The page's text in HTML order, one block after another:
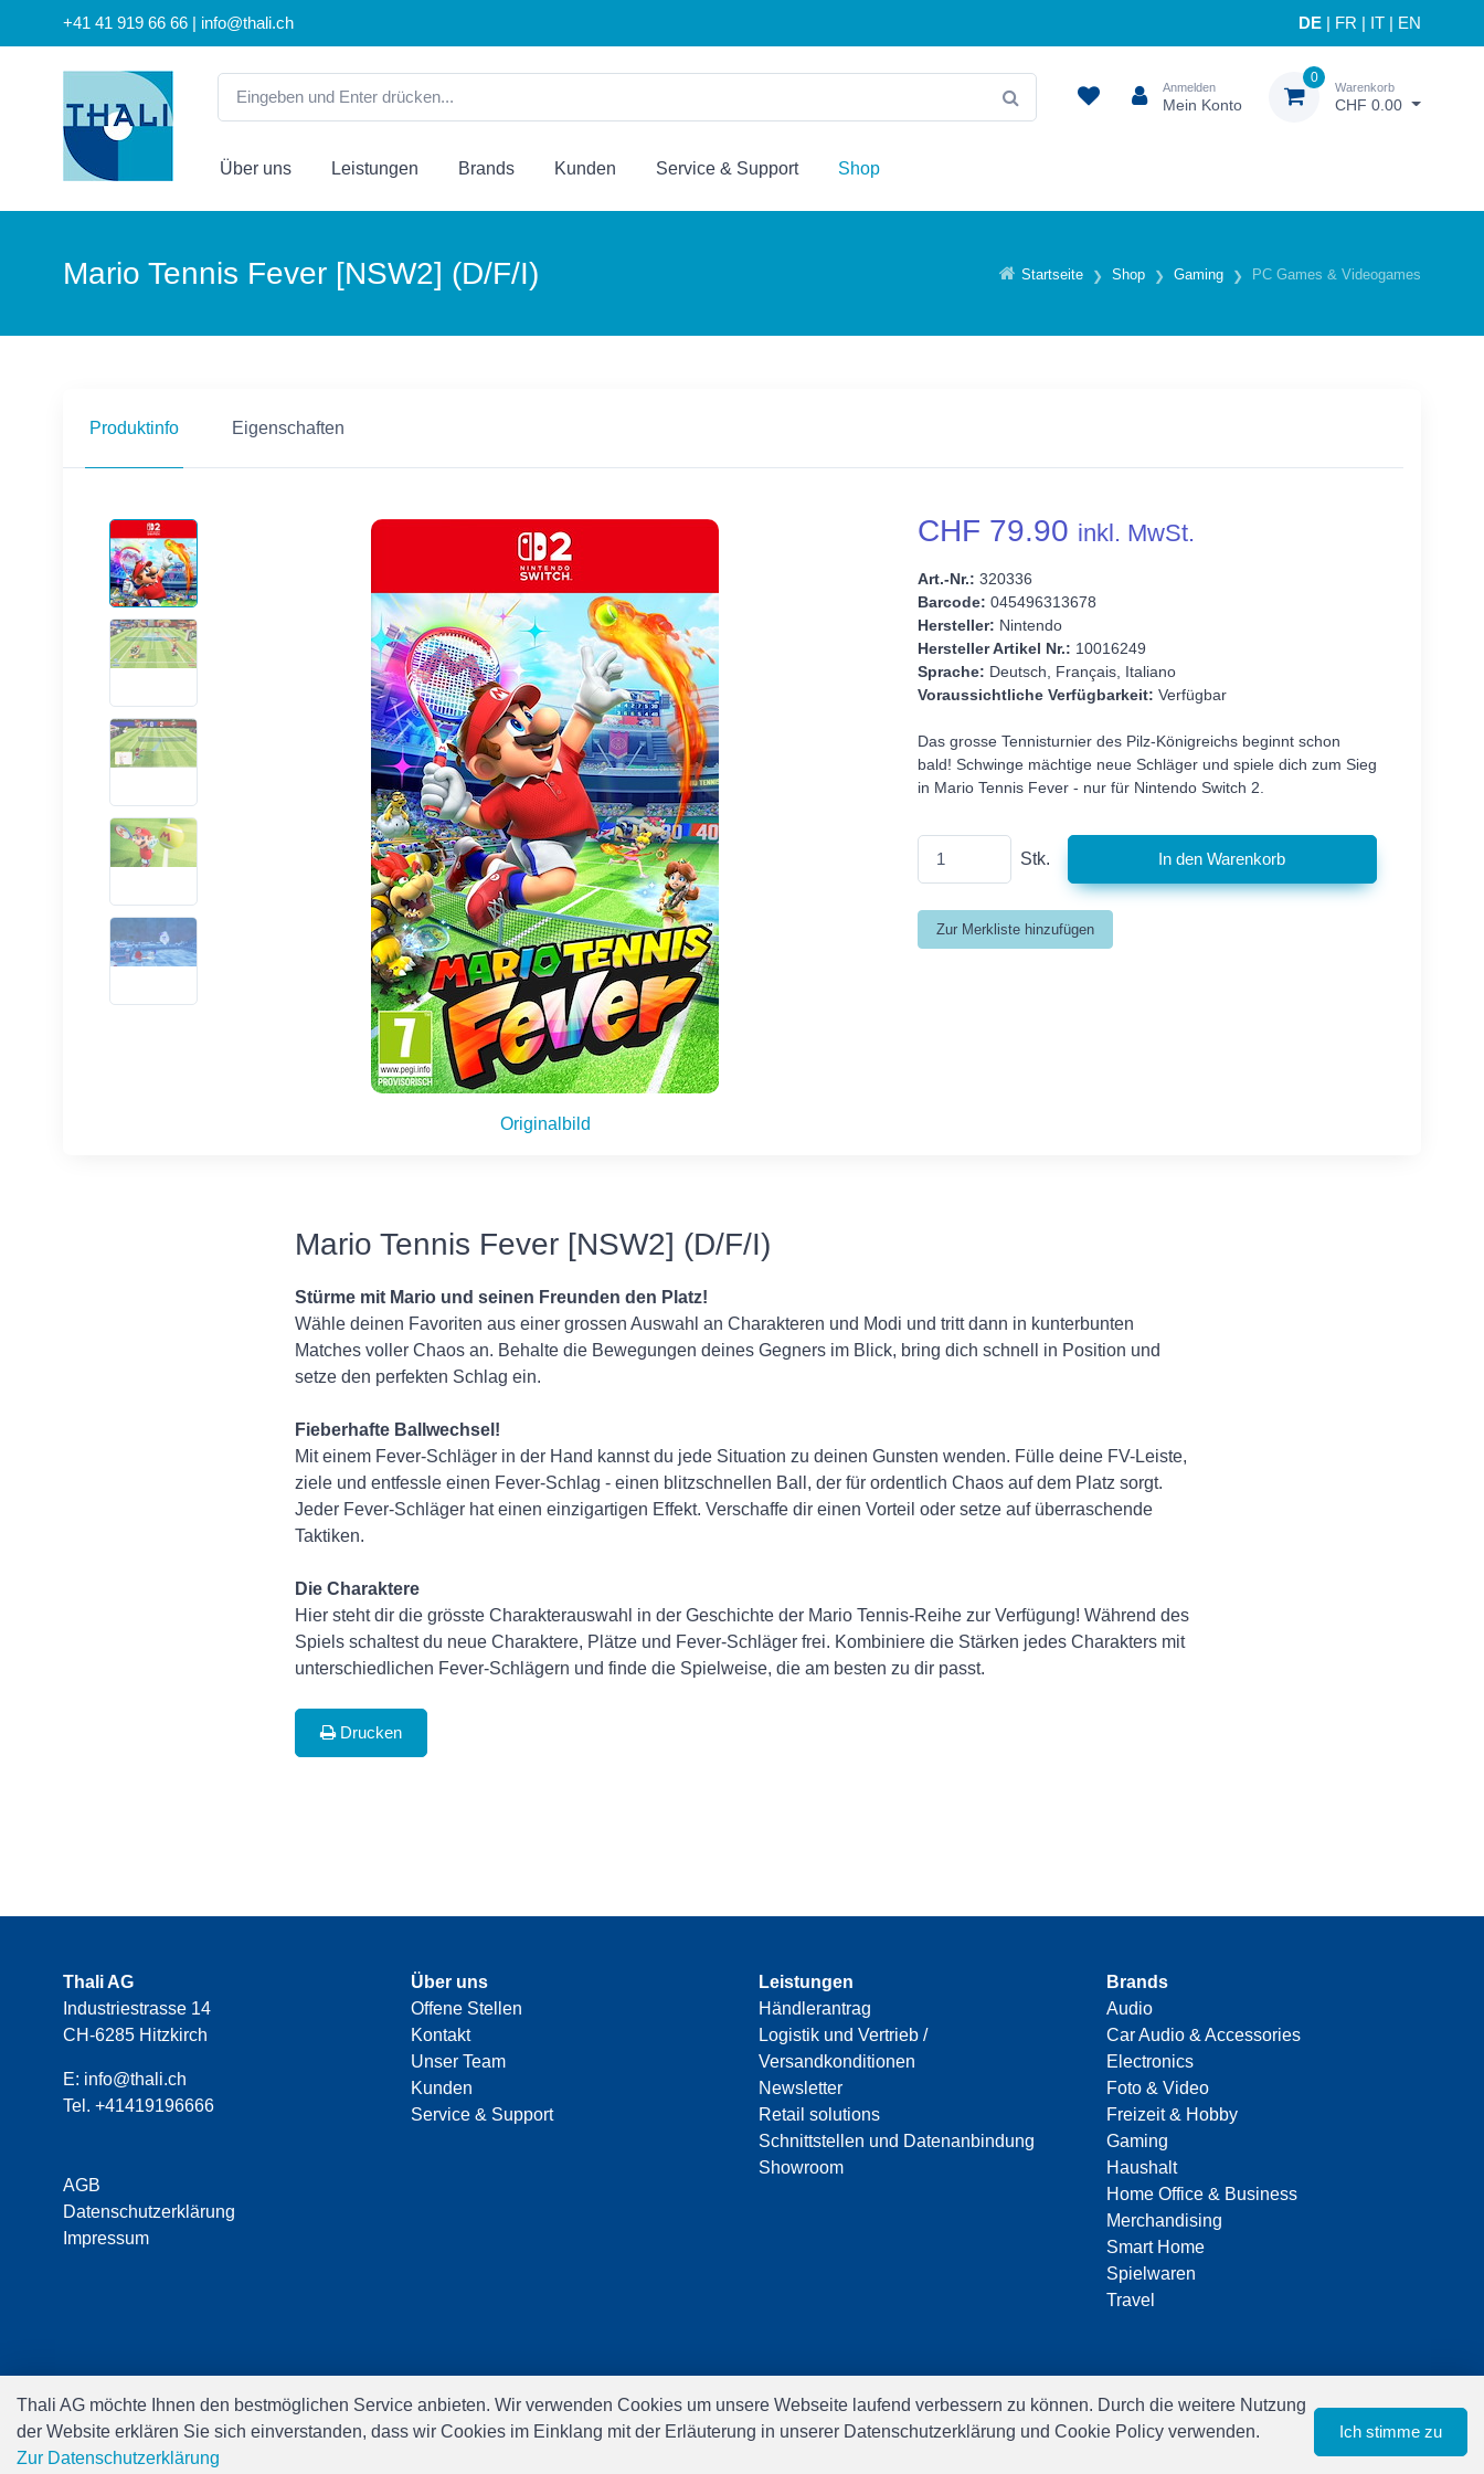
+41 41 919 66 66 | info@thali.ch DE FR IT EN
Anmelden
Mein Konto
0
Warenkorb
CHF 0.00
Über uns Leistungen Brands Kunden Service & Support Shop
Startseite Shop Gaming PC Games & Videogames
Mario Tennis Fever [NSW2] (D/F/I)
Produktinfo Eigenschaften
Originalbild
CHF 79.90 inkl. MwSt.
Art.-Nr.: 320336
Barcode: 045496313678
Hersteller: Nintendo
Hersteller Artikel Nr.: 10016249
Sprache: Deutsch, Français, Italiano
Voraussichtliche Verfügbarkeit: Verfügbar
Das grosse Tennisturnier des Pilz-Königreichs beginnt schon
bald! Schwinge mächtige neue Schläger und spiele dich zum Sieg
in Mario Tennis Fever - nur für Nintendo Switch 2.
Stk.
Mario Tennis Fever [NSW2] (D/F/I)
Stürme mit Mario und seinen Freunden den Platz!
Wähle deinen Favoriten aus einer grossen Auswahl an Charakteren und Modi und tritt dann in kunterbunten
Matches voller Chaos an. Behalte die Bewegungen deines Gegners im Blick, bring dich schnell in Position und
setze den perfekten Schlag ein.
Fieberhafte Ballwechsel!
Mit einem Fever-Schläger in der Hand kannst du jede Situation zu deinen Gunsten wenden. Fülle deine FV-Leiste,
ziele und entfessle einen Fever-Schlag - einen blitzschnellen Ball, der für ordentlich Chaos auf dem Platz sorgt.
Jeder Fever-Schläger hat einen einzigartigen Effekt. Verschaffe dir einen Vorteil oder setze auf überraschende
Taktiken.
Die Charaktere
Hier steht dir die grösste Charakterauswahl in der Geschichte der Mario Tennis-Reihe zur Verfügung! Während des
Spiels schaltest du neue Charaktere, Plätze und Fever-Schläger frei. Kombiniere die Stärken jedes Charakters mit
unterschiedlichen Fever-Schlägern und finde die Spielweise, die am besten zu dir passt.
Drucken
Thali AG
Industriestrasse 14
CH-6285 Hitzkirch
E: info@thali.ch
Tel. +41419196666
AGB
Datenschutzerklärung
Impressum
Über uns
Offene Stellen
Kontakt
Unser Team
Kunden
Service & Support
Leistungen
Händlerantrag
Logistik und Vertrieb /
Versandkonditionen
Newsletter
Retail solutions
Schnittstellen und Datenanbindung
Showroom
Brands
Audio
Car Audio & Accessories
Electronics
Foto & Video
Freizeit & Hobby
Gaming
Haushalt
Home Office & Business
Merchandising
Smart Home
Spielwaren
Travel
Thali AG möchte Ihnen den bestmöglichen Service anbieten. Wir verwenden Cookies um unsere Webseite laufend verbessern zu können. Durch die weitere Nutzung
der Website erklären Sie sich einverstanden, dass wir Cookies im Einklang mit der Erläuterung in unserer Datenschutzerklärung und Cookie Policy verwenden.
Zur Datenschutzerklärung
Ich stimme zu